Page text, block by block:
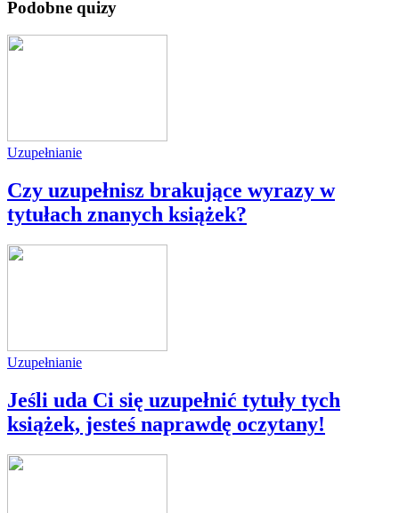
Podobne quizy
Uzupełnianie
Czy uzupełnisz brakujące wyrazy w
tytułach znanych książek?
Uzupełnianie
Jeśli uda Ci się uzupełnić tytuły tych
książek, jesteś naprawdę oczytany!